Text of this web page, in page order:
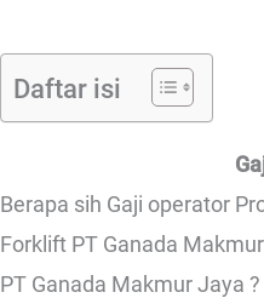
Daftar isi
Berapa sih Gaji operator
Forklift PT Ganada
PT Ganada Makmur Jaya